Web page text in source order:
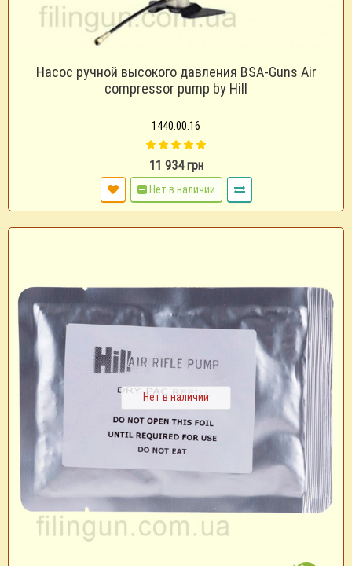
Насос ручной высокого давления BSA-Guns Air
compressor pump by Hill
1440.00.16
11 934 грн
Нет в наличии
Нет в наличии